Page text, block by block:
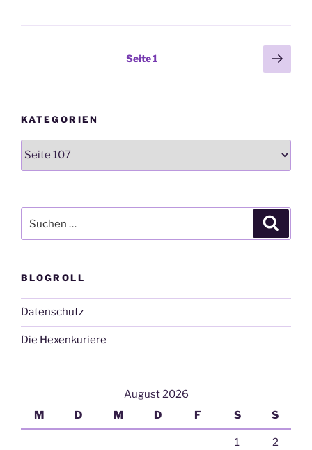
Seitennummerierung
Seite1
KATEGORIEN
nach:
BLOGROLL
Datenschutz
Die Hexenkuriere
August 2026
M
D M D F S S
1 2